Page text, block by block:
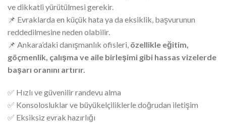
ve dikkatli yürütülmesi gerekir.
📌 Evraklarda en küçük hata ya da eksiklik, başvurunun
reddedilmesine neden olabilir.
📌 Ankara’daki danışmanlık ofisleri, özellikle eğitim,
göçmenlik, çalışma ve aile birleşimi gibi hassas vizelerde
başarı oranını artırır.
✅ Hızlı ve güvenilir randevu alma
✅ Konsolosluklar ve büyükelçiliklerle doğrudan iletişim
✅ Eksiksiz evrak hazırlığı